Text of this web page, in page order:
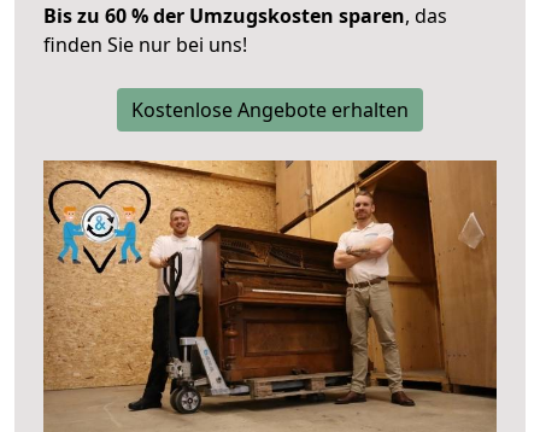
Bis zu 60 % der Umzugskosten sparen, das
finden Sie nur bei uns!
Kostenlose Angebote erhalten